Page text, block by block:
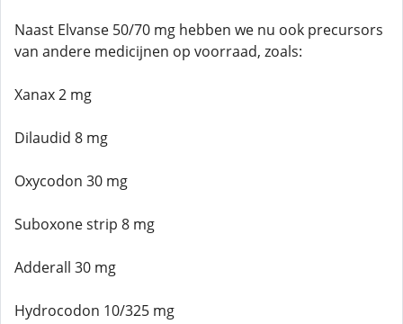
Naast Elvanse 50/70 mg hebben we nu ook precursors
van andere medicijnen op voorraad, zoals:
Xanax 2 mg
Dilaudid 8 mg
Oxycodon 30 mg
Suboxone strip 8 mg
Adderall 30 mg
Hydrocodon 10/325 mg